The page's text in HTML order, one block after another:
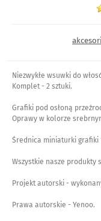
Niezwykłe wsuwki do
Komplet - 2 sztuki.
Grafiki pod osłoną
Oprawy w kolorze
Średnica miniaturki grafiki
Wszystkie nasze produkty
Projekt autorski -
Prawa autorskie - Yenoo.